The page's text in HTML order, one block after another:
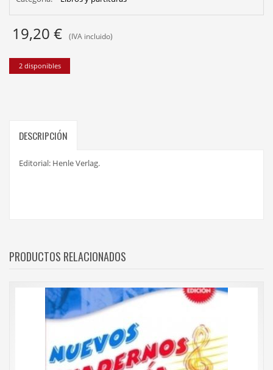
19,20 € (IVA incluido)
2 disponibles
DESCRIPCIÓN
Editorial: Henle Verlag.
PRODUCTOS RELACIONADOS